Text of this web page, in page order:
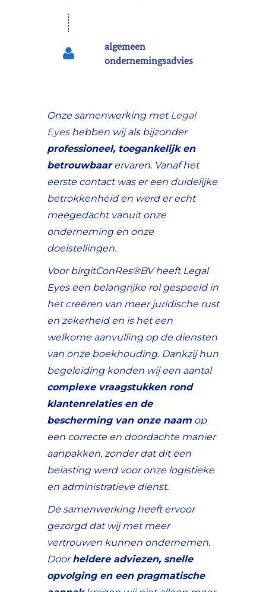
algemeen
ondernemingsadvies
Onze samenwerking met Legal
Eyeshebben wij als bijzonder
professioneel, toegankelijk en
betrouwbaarervaren. Vanaf het
eerste contact was er een duidelijke
betrokkenheid en werd er echt
meegedacht vanuit onze
onderneming en onze
doelstellingen.
Voor birgitConRes®BV heeft Legal
Eyes een belangrijke rol gespeeld in
het creëren van meer juridische rust
en zekerheid en is het een
welkome aanvulling op de diensten
van onze boekhouding. Dankzij hun
begeleiding konden wij een aantal
complexe vraagstukken rond
klantenrelaties en de
bescherming van onze naam op
een correcte en doordachte manier
aanpakken, zonder dat dit een
belasting werd voor onze logistieke
en administratieve dienst.
De samenwerking heeft ervoor
gezorgd dat wij met meer
vertrouwen kunnen ondernemen.
Doorheldere adviezen, snelle
opvolging en een pragmatische